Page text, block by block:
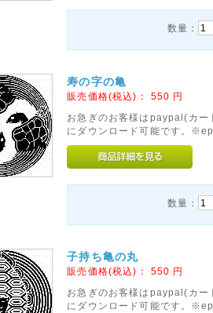
数量：
寿の字の亀
販売価格(税込)： 550 円
お急ぎのお客様はpaypal(カー
にダウンロード可能です。
数量：
子持ち亀の丸
販売価格(税込)： 550 円
お急ぎのお客様はpaypal(カー
にダウンロード可能です。